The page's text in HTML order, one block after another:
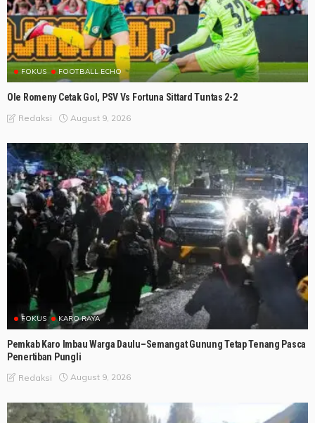
FOKUS FOOTBALL ECHO
Ole Romeny Cetak Gol, PSV Vs Fortuna Sittard Tuntas 2-2
Redaksi August 9, 2026
FOKUS KARO RAYA
Pemkab Karo Imbau Warga Daulu–Semangat Gunung Tetap Tenang Pasca
Penertiban Pungli
Redaksi August 9, 2026